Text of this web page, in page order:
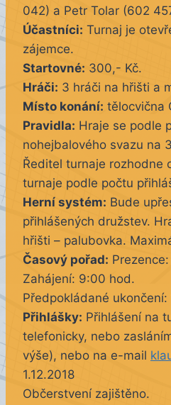
042) a Petr Tolar (602
Účastníci: Turnaj je
zájemce.
Startovné: 300,- Kč.
Hráči: 3 hráči na hřišti a
Místo konání: tělocvična
Pravidla: Hraje se podle
nohejbalového svazu na
Ředitel turnaje rozhodne
turnaje podle počtu
Herní systém: Bude
přihlášených družstev.
hřišti – palubovka.
Časový pořad:
Zahájení: 9:00 hod.
Předpokládané
Přihlášky: Přihlášení na
telefonicky, nebo
výše), nebo na e-mail
1.12.2018
Občerstvení zajištěno.